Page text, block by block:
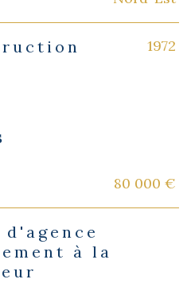
1972
80 000 €
à la